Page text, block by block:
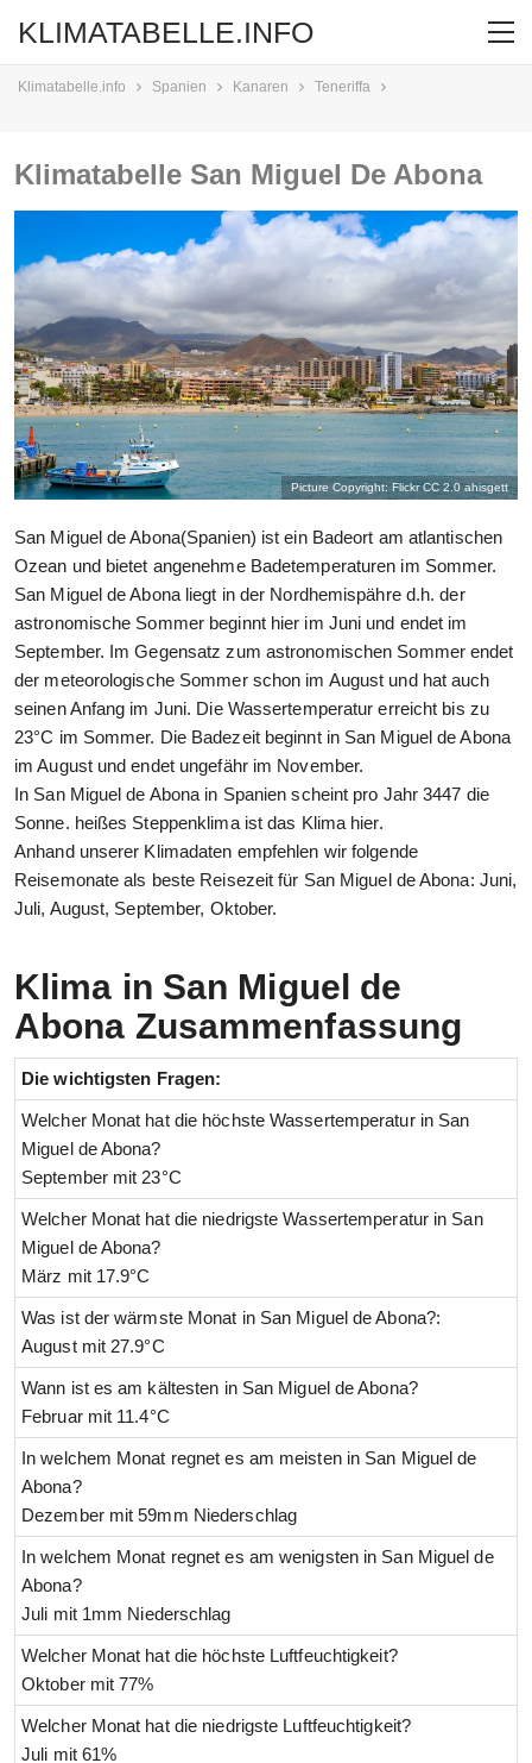
KLIMATABELLE.INFO
Klimatabelle.info Spanien Kanaren Teneriffa
Klimatabelle San Miguel De Abona
Picture Copyright: Flickr CC 2.0ahisgett
San Miguel de Abona(Spanien) ist ein Badeort am atlantischen
Ozean und bietet angenehme Badetemperaturen im Sommer.
San Miguel de Abona liegt in der Nordhemispähre d.h. der
astronomische Sommer beginnt hier im Juni und endet im
September. Im Gegensatz zum astronomischen Sommer endet
der meteorologische Sommer schon im August und hat auch
seinen Anfang im Juni. Die Wassertemperatur erreicht bis zu
23°C im Sommer. Die Badezeit beginnt in San Miguel de Abona
im August und endet ungefähr im November.
In San Miguel de Abona in Spanien scheint pro Jahr 3447 die
Sonne. heißes Steppenklima ist das Klima hier.
Anhand unserer Klimadaten empfehlen wir folgende
Reisemonate als beste Reisezeit für San Miguel de Abona: Juni,
Juli, August, September, Oktober.
Klima in San Miguel de
Abona Zusammenfassung
Die wichtigsten Fragen:
Welcher Monat hat die höchste Wassertemperatur in San
Miguel de Abona?
September mit 23°C
Welcher Monat hat die niedrigste Wassertemperatur in San
Miguel de Abona?
März mit 17.9°C
Was ist der wärmste Monat in San Miguel de Abona?:
August mit 27.9°C
Wann ist es am kältesten in San Miguel de Abona?
Februar mit 11.4°C
In welchem Monat regnet es am meisten in San Miguel de
Abona?
Dezember mit 59mm Niederschlag
In welchem Monat regnet es am wenigsten in San Miguel de
Abona?
Juli mit 1mm Niederschlag
Welcher Monat hat die höchste Luftfeuchtigkeit?
Oktober mit 77%
Welcher Monat hat die niedrigste Luftfeuchtigkeit?
Juli mit 61%